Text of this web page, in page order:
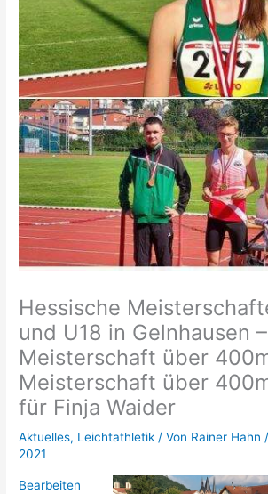
Hessische
und U18 in Gelnhausen –
Meisterschaft über
Meisterschaft über
für Finja Waider
Aktuelles, Leichtathletik / Von Rainer Hahn/
2021
Bearbeiten